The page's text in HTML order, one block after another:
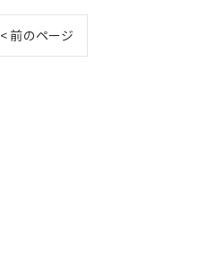
< 前のページ